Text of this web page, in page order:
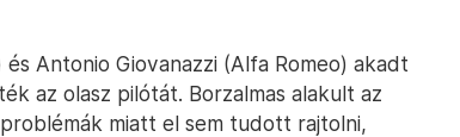
Antonio Giovanazzi (Alfa Romeo) akadt
az olasz pilótát. Borzalmas alakult az
miatt el sem tudott rajtolni,